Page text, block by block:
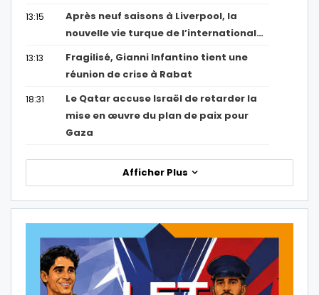
13:15
Après neuf saisons à Liverpool, la
nouvelle vie turque de l’international…
13:13
Fragilisé, Gianni Infantino tient une
réunion de crise à Rabat
18:31
Le Qatar accuse Israël de retarder la
mise en œuvre du plan de paix pour
Gaza
Afficher Plus